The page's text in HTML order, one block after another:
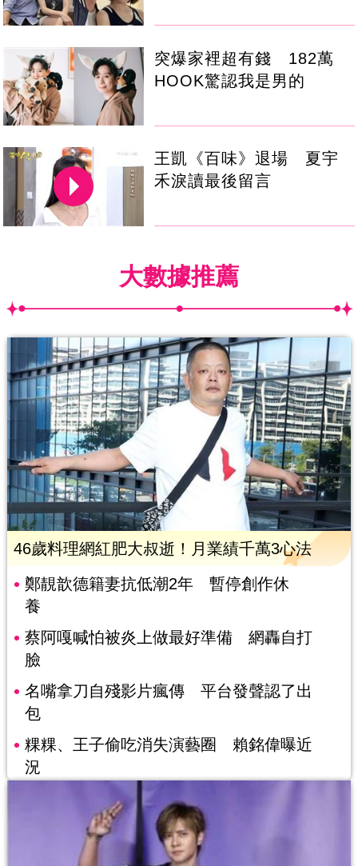
突爆家裡超有錢 182萬
HOOK驚認我是男的
王凱《百味》退場 夏宇
禾淚讀最後留言
大數據推薦
46歲料理網紅肥大叔逝！月業績千萬3心法
鄭靚歆德籍妻抗低潮2年 暫停創作休
養
蔡阿嘎喊怕被炎上做最好準備 網轟自打
臉
名嘴拿刀自殘影片瘋傳 平台發聲認了出
包
粿粿、王子偷吃消失演藝圈 賴銘偉曝近
況